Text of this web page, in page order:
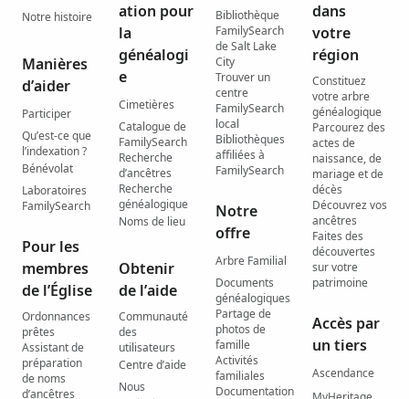
Notre histoire
Manières
d’aider
Participer
Qu’est-ce que
l’indexation ?
Bénévolat
Laboratoires
FamilySearch
Pour les
membres
de l’Église
Ordonnances
prêtes
Assistant de
préparation
de noms
d’ancêtres
ation pour
la
généalogi
e
Cimetières
Catalogue de
FamilySearch
Recherche
d’ancêtres
Recherche
généalogique
Noms de lieu
Obtenir
de l’aide
Communauté
des
utilisateurs
Centre d’aide
Nous
Bibliothèque
FamilySearch
de Salt Lake
City
Trouver un
centre
FamilySearch
local
Bibliothèques
affiliées à
FamilySearch
Notre
offre
Arbre Familial
Documents
généalogiques
Partage de
photos de
famille
Activités
familiales
Documentation
dans
votre
région
Constituez
votre arbre
généalogique
Parcourez des
actes de
naissance, de
mariage et de
décès
Découvrez vos
ancêtres
Faites des
découvertes
sur votre
patrimoine
Accès par
un tiers
Ascendance